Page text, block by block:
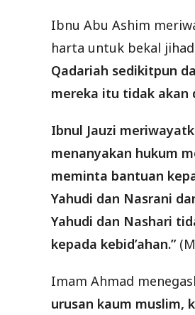
Ibnu Abu Ashim
harta untuk bekal
Qadariah sedikitpun
mereka itu tidak akan
Ibnul Jauzi
menanyakan hukum
meminta bantuan
Yahudi dan Nasrani
Yahudi dan Nashari
kepada kebid’ahan.”
Imam Ahmad
urusan kaum muslim,